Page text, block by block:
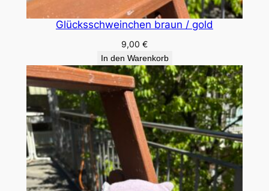
Glücksschweinchen braun / gold
9,00 €
In den Warenkorb